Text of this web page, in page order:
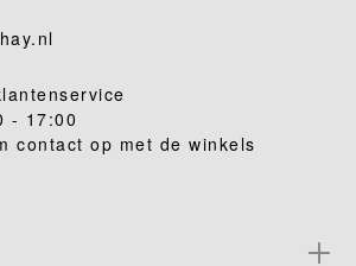
- 17:00
contact op met de winkels